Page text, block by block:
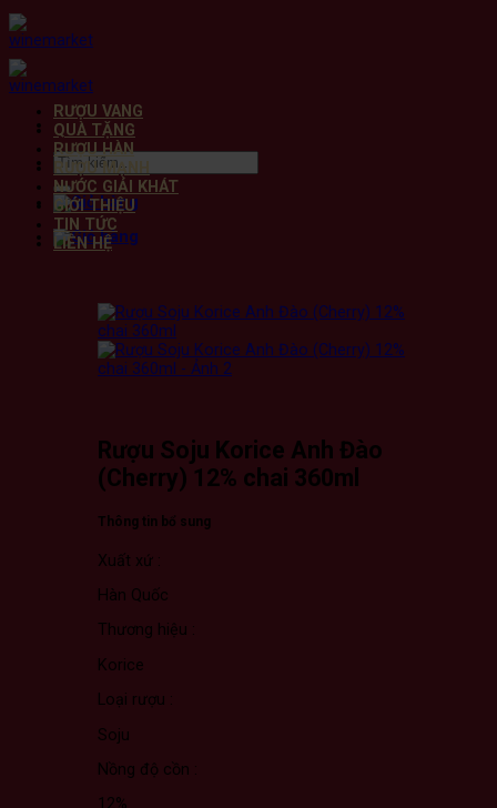
Bỏ
qua
nội
dung
Tìm
kiếm:
RƯỢU VANG
QUÀ TẶNG
RƯỢU HÀN
RƯỢU MẠNH
NƯỚC GIẢI KHÁT
GIỚI THIỆU
TIN TỨC
LIÊN HỆ
Rượu Soju Korice Anh Đào
(Cherry) 12% chai 360ml
Thông tin bổ sung
Xuất xứ :
Hàn Quốc
Thương hiệu :
Korice
Loại rượu :
Soju
Nồng độ cồn :